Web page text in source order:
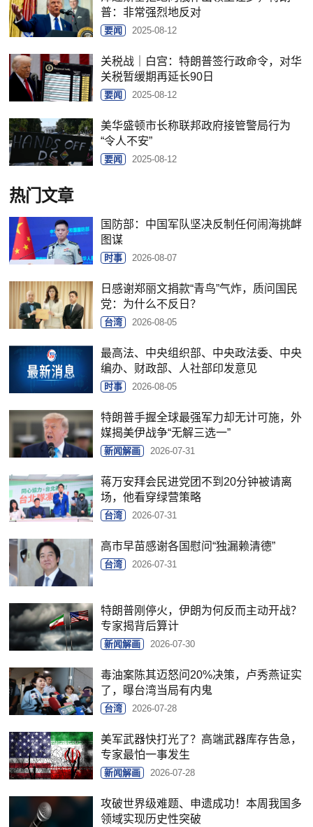
普：非常强烈地反对
要闻 2025-08-12
关税战｜白宫：特朗普签行政命令，对华
关税暂缓期再延长90日
要闻 2025-08-12
美华盛顿市长称联邦政府接管警局行为
“令人不安”
要闻 2025-08-12
热门文章
国防部：中国军队坚决反制任何闹海挑衅
图谋
时事 2026-08-07
日感谢郑丽文捐款“青鸟”气炸，质问国民
党：为什么不反日？
台湾 2026-08-05
最高法、中央组织部、中央政法委、中央
编办、财政部、人社部印发意见
时事 2026-08-05
特朗普手握全球最强军力却无计可施，外
媒揭美伊战争“无解三选一”
新闻解画 2026-07-31
蒋万安拜会民进党团不到20分钟被请离
场，他看穿绿营策略
台湾 2026-07-31
高市早苗感谢各国慰问“独漏赖清德”
台湾 2026-07-31
特朗普刚停火，伊朗为何反而主动开战？
专家揭背后算计
新闻解画 2026-07-30
毒油案陈其迈怒问20%决策，卢秀燕证实
了，曝台湾当局有内鬼
台湾 2026-07-28
美军武器快打光了？高端武器库存告急，
专家最怕一事发生
新闻解画 2026-07-28
攻破世界级难题、申遗成功！本周我国多
领域实现历史性突破